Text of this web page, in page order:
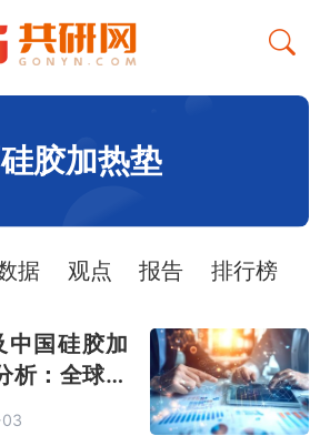
硅胶加热垫
据 观点 报告 排行榜
国硅胶加
析：全球预
美元[图]